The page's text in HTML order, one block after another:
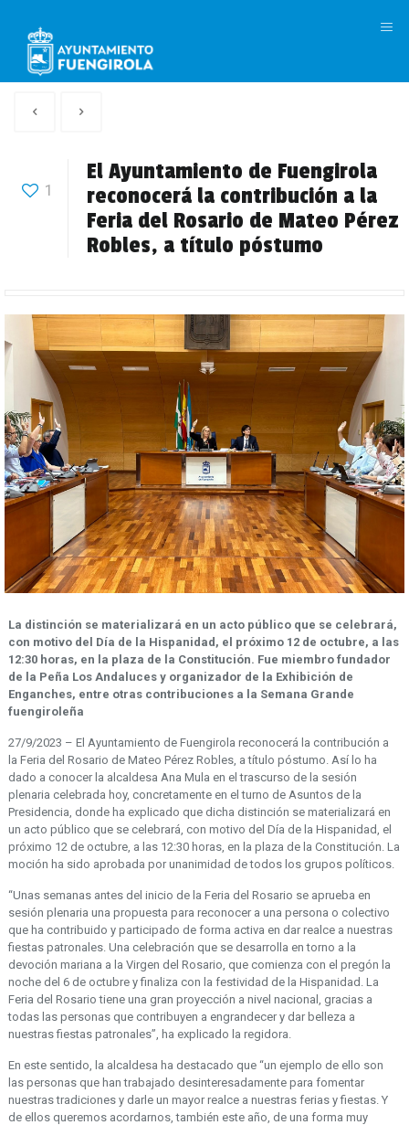
anterior
1
El Ayuntamiento de Fuengirola
reconocerá la contribución a la
Feria del Rosario de Mateo Pérez
Robles, a título póstumo
La distinción se materializará en un acto público que se celebrará,
con motivo del Día de la Hispanidad, el próximo 12 de octubre, a las
12:30 horas, en la plaza de la Constitución. Fue miembro fundador
de la Peña Los Andaluces y organizador de la Exhibición de
Enganches, entre otras contribuciones a la Semana Grande
fuengiroleña
27/9/2023 – El Ayuntamiento de Fuengirola reconocerá la contribución a
la Feria del Rosario de Mateo Pérez Robles, a título póstumo. Así lo ha
dado a conocer la alcaldesa Ana Mula en el trascurso de la sesión
plenaria celebrada hoy, concretamente en el turno de Asuntos de la
Presidencia, donde ha explicado que dicha distinción se materializará en
un acto público que se celebrará, con motivo del Día de la Hispanidad, el
próximo 12 de octubre, a las 12:30 horas, en la plaza de la Constitución. La
moción ha sido aprobada por unanimidad de todos los grupos políticos.
“Unas semanas antes del inicio de la Feria del Rosario se aprueba en
sesión plenaria una propuesta para reconocer a una persona o colectivo
que ha contribuido y participado de forma activa en dar realce a nuestras
fiestas patronales. Una celebración que se desarrolla en torno a la
devoción mariana a la Virgen del Rosario, que comienza con el pregón la
noche del 6 de octubre y finaliza con la festividad de la Hispanidad. La
Feria del Rosario tiene una gran proyección a nivel nacional, gracias a
todas las personas que contribuyen a engrandecer y dar belleza a
nuestras fiestas patronales”, ha explicado la regidora.
En este sentido, la alcaldesa ha destacado que “un ejemplo de ello son
las personas que han trabajado desinteresadamente para fomentar
nuestras tradiciones y darle un mayor realce a nuestras ferias y fiestas. Y
de ellos queremos acordarnos, también este año, de una forma muy